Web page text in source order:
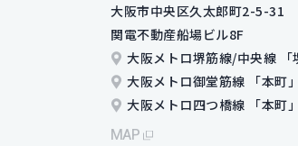
大阪市中央区久太郎町2-5-31
関電不動産船場ビル8F
大阪メトロ堺筋線/中央線 「
大阪メトロ御堂筋線 「本町
大阪メトロ四つ橋線 「本町
MAP